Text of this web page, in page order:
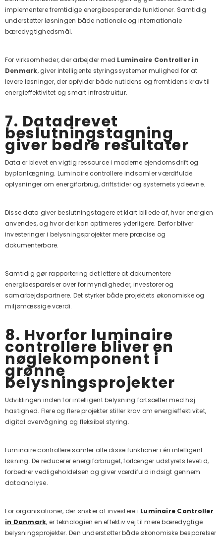
implementere fremtidige energibesparende funktioner. Samtidig
understøtter løsningen både nationale og internationale
bæredygtighedsmål.
For virksomheder, der arbejder med Luminaire Controller in
Denmark, giver intelligente styringssystemer mulighed for at
levere løsninger, der opfylder både nutidens og fremtidens krav til
energieffektivitet og smart infrastruktur.
7. Datadrevet
beslutningstagning
giver bedre resultater
Data er blevet en vigtig ressource i moderne ejendomsdrift og
byplanlægning. Luminaire controllere indsamler værdifulde
oplysninger om energiforbrug, driftstider og systemets ydeevne.
Disse data giver beslutningstagere et klart billede af, hvor energien
anvendes, og hvor der kan optimeres yderligere. Derfor bliver
investeringer i belysningsprojekter mere præcise og
dokumenterbare.
Samtidig gør rapportering det lettere at dokumentere
energibesparelser over for myndigheder, investorer og
samarbejdspartnere. Det styrker både projektets økonomiske og
miljømæssige værdi.
8. Hvorfor luminaire
controllere bliver en
nøglekomponent i
grønne
belysningsprojekter
Udviklingen inden for intelligent belysning fortsætter med høj
hastighed. Flere og flere projekter stiller krav om energieffektivitet,
digital overvågning og fleksibel styring.
Luminaire controllere samler alle disse funktioner i én intelligent
løsning. De reducerer energiforbruget, forlænger udstyrets levetid,
forbedrer vedligeholdelsen og giver værdifuld indsigt gennem
dataanalyse.
For organisationer, der ønsker at investere i Luminaire Controller
in Danmark, er teknologien en effektiv vej til mere bæredygtige
belysningsprojekter. Den understøtter både økonomiske besparelser